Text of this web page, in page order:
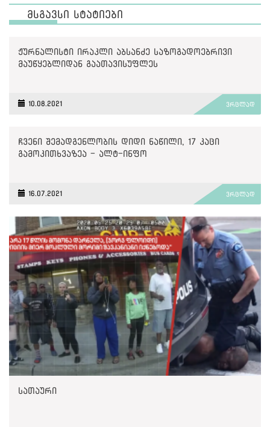
მსგავსი სტატიები
ჟურნალისტი ირაკლი აბსანძე საზოგადოებრივი
მაუწყებლიდან გაათავისუფლეს
10.08.2021 ვრცლად
ჩვენი შემადგენლობის დიდი ნაწილი, 17 კაცი
გამოკითხვაზეა - ალტ-ინფო
16.07.2021 ვრცლად
სათაური